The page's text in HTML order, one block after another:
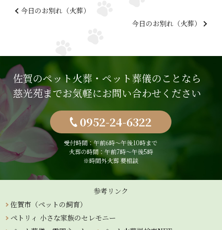
今日のお別れ（火葬）
今日のお別れ（火葬）
佐賀のペット火葬・ペット葬儀のことなら
慈光苑までお気軽にお問い合わせください
0952-24-6322
受付時間：午前6時〜午後10時まで
火葬の時間：午前7時～午後5時
※時間外火葬 要相談
参考リンク
佐賀市（ペットの飼育）
ペトリィ 小さな家族のセレモニー